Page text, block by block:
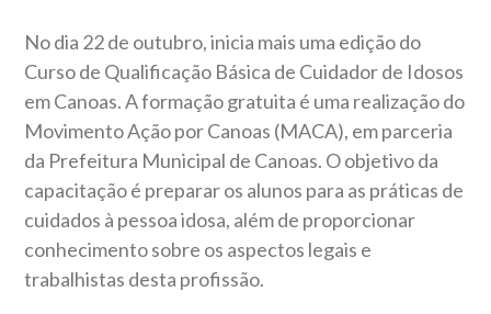
No dia 22 de outubro, inicia mais uma edição do
Curso de Qualificação Básica de Cuidador de Idosos
em Canoas. A formação gratuita é uma realização do
Movimento Ação por Canoas (MACA), em parceria
da Prefeitura Municipal de Canoas. O objetivo da
capacitação é preparar os alunos para as práticas de
cuidados à pessoa idosa, além de proporcionar
conhecimento sobre os aspectos legais e
trabalhistas desta profissão.